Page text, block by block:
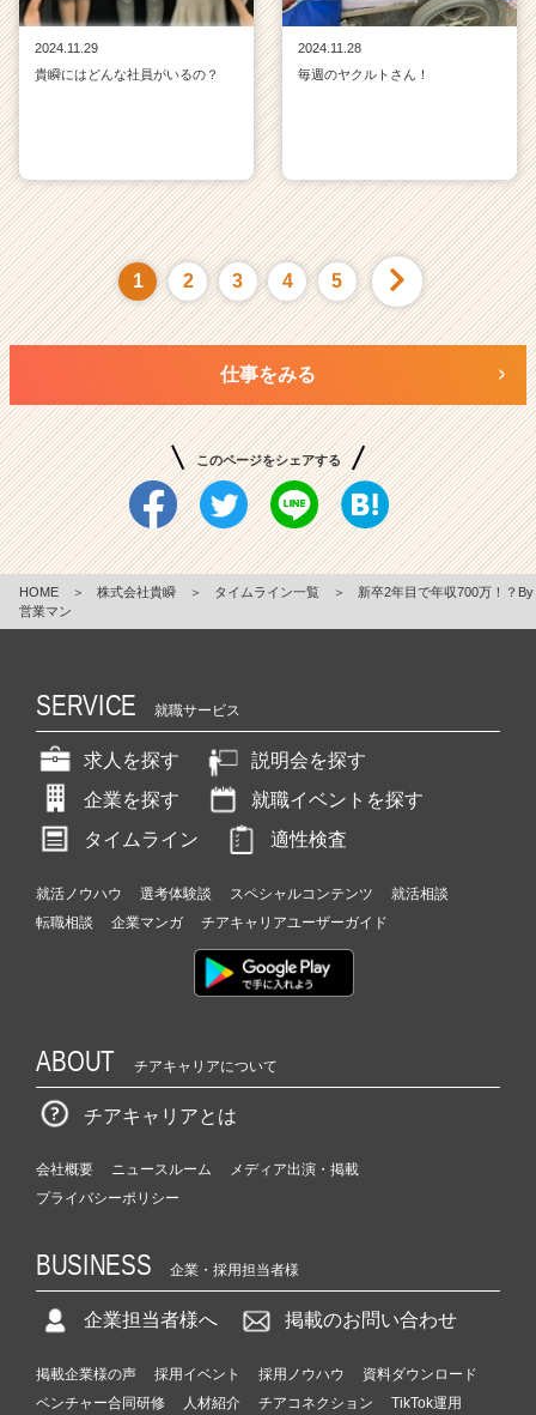
2024.11.29
貴瞬にはどんな社員がいるの？
2024.11.28
毎週のヤクルトさん！
1 2 3 4 5
仕事をみる
このページをシェアする
HOME ＞ 株式会社貴瞬 ＞ タイムライン一覧 ＞
新卒2年目で年収700万！？By
営業マン
SERVICE 就職サービス
求人を探す
説明会を探す
企業を探す
就職イベントを探す
タイムライン
適性検査
就活ノウハウ 選考体験談 スペシャルコンテンツ
就活相談
転職相談
企業マンガ チアキャリアユーザーガイド
ABOUT チアキャリアについて
チアキャリアとは
会社概要 ニュースルーム
メディア出演・掲載
プライバシーポリシー
BUSINESS 企業・採用担当者様
企業担当者様へ 掲載のお問い合わせ
掲載企業様の声 採用イベント 採用ノウハウ
資料ダウンロード
ベンチャー合同研修
人材紹介 チアコネクション TikTok運用